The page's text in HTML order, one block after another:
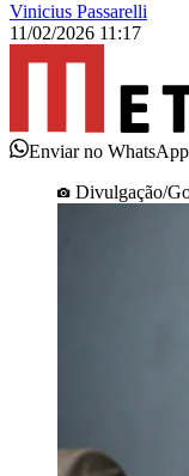
Vinicius Passarelli
11/02/2026 11:17
Enviar no WhatsApp
Divulgação/